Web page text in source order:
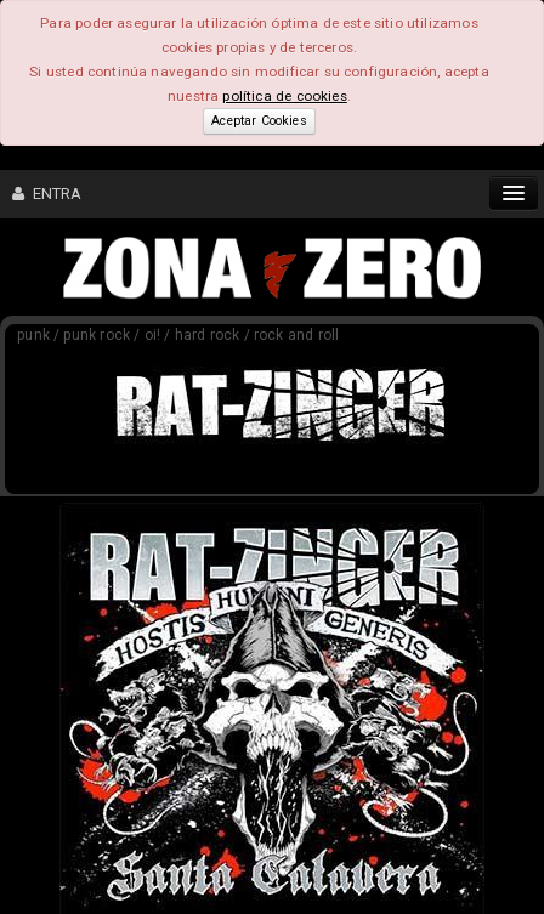
Para poder asegurar la utilización óptima de este sitio utilizamos
cookies propias y de terceros.
Si usted continúa navegando sin modificar su configuración, acepta
nuestrapolítica de cookies.
Aceptar Cookies
ENTRA
CONTENIDO
COMUNIDAD
FEEEDBACK
punk / punk rock / oi! / hard rock / rock and roll